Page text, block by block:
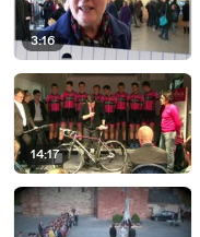
3:16
14:17